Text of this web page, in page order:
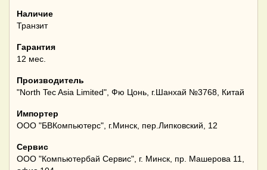
Наличие
Транзит
Гарантия
12 мес.
Производитель
"North Tec Asia Limited", Фю Цонь, г.Шанхай №3768, Китай
Импортер
ООО "БВКомпьютерс", г.Минск, пер.Липковский, 12
Сервис
ООО "Компьютербай Сервис", г. Минск, пр. Машерова 11,